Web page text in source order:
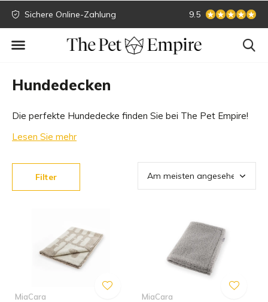
Sichere Online-Zahlung Größte Sammlung
9.5
Hundedecken
Die perfekte Hundedecke finden Sie bei The Pet Empire!
Wir haben eine umfangreiche Sammlung von Hundedecken
haben. Bestellen Sie Ihre luxuriöse Hundedecke auf
Lesen Sie mehr
Filter
MiaCara MiaCara